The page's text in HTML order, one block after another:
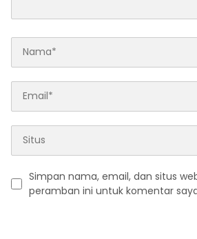
Simpan nama, email, dan situs
peramban ini untuk komentar